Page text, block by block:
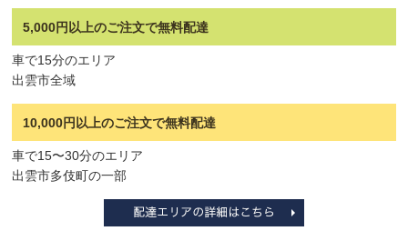
5,000円以上のご注文で無料配達
車で15分のエリア
出雲市全域
10,000円以上のご注文で無料配達
車で15〜30分のエリア
出雲市多伎町の一部